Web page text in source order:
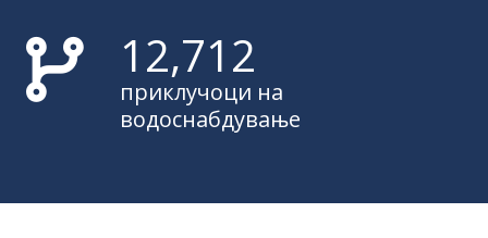
12,970
приклучоци на
водоснабдување